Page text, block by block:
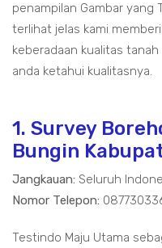
penampilan Gambar yang
terlihat jelas kami
keberadaan kualitas
anda ketahui kualitasnya.
1. Survey
Bungin
Jangkauan: Seluruh
Nomor Telepon:
Testindo Maju Utama